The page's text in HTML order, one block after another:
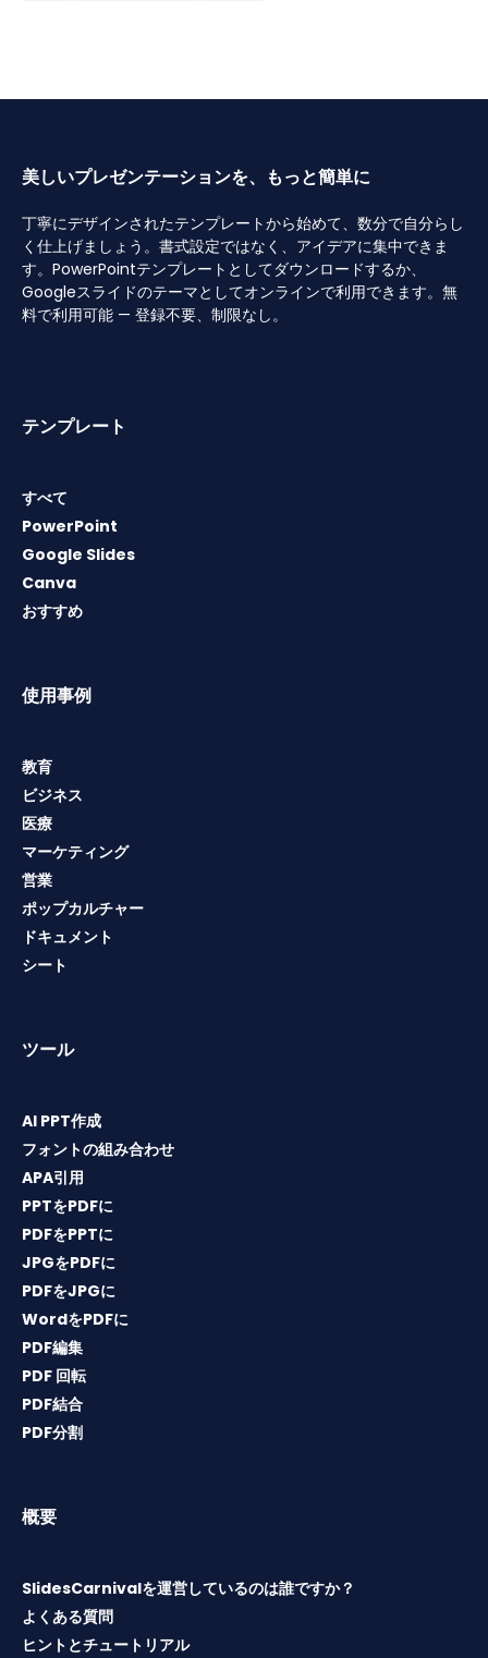
美しいプレゼンテーションを、もっと簡単に
丁寧にデザインされたテンプレートから始めて、数分で自分らし
く仕上げましょう。書式設定ではなく、アイデアに集中できま
す。PowerPointテンプレートとしてダウンロードするか、
Googleスライドのテーマとしてオンラインで利用できます。無
料で利用可能 — 登録不要、制限なし。
テンプレート
すべて
PowerPoint
Google Slides
Canva
おすすめ
使用事例
教育
ビジネス
医療
マーケティング
営業
ポップカルチャー
ドキュメント
シート
ツール
AI PPT作成
フォントの組み合わせ
APA引用
PPTをPDFに
PDFをPPTに
JPGをPDFに
PDFをJPGに
WordをPDFに
PDF編集
PDF 回転
PDF結合
PDF分割
概要
SlidesCarnivalを運営しているのは誰ですか？
よくある質問
ヒントとチュートリアル